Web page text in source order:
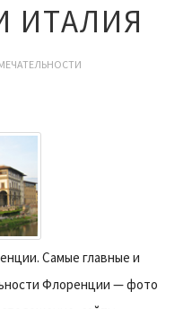
ИТАЛИЯ
Самые главные и
Флоренции — фото